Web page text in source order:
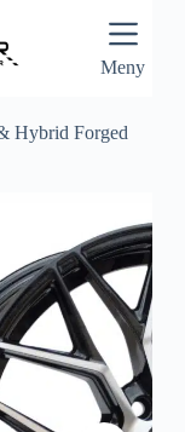
Meny
Hybrid Forged